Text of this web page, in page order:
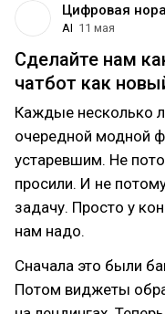
Цифровая нора
AI 11 мая
Сделайте нам
чатбот как
Каждые несколько
очередной модной
устаревшим. Не
просили. И не
задачу. Просто у
нам надо.
Сначала это были
Потом виджеты